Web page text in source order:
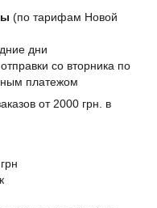
(по тарифам Новой
дни
со вторника по
платежом
от 2000 грн. в